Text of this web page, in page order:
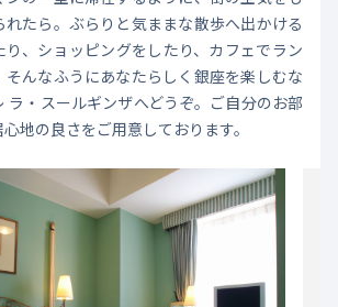
れたら。ぶらりと気ままな散歩へ出かける
り、ショッピングをしたり、カフェでラン
そんなふうにあなたらしく銀座を楽しむな
ラ・スールギンザへどうぞ。ご自分のお部
地の良さをご用意しております。